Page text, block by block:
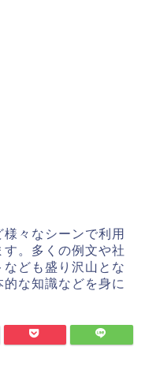
々なシーンで利用
。多くの例文や社
ども盛り沢山とな
な知識などを身に